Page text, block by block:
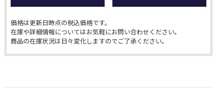
価格は更新日時点の税込価格です。
在庫や詳細情報についてはお気軽にお問い合わせください。
商品の在庫状況は日々変化しますのでご了承ください。